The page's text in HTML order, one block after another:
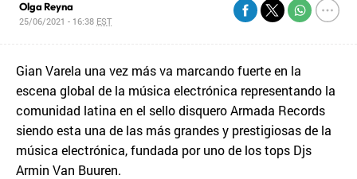
Olga Reyna
25/06/2021 - 16:38 EST
Gian Varela una vez más va marcando fuerte en la
escena global de la música electrónica representando la
comunidad latina en el sello disquero Armada Records
siendo esta una de las más grandes y prestigiosas de la
música electrónica, fundada por uno de los tops Djs
Armin Van Buuren.